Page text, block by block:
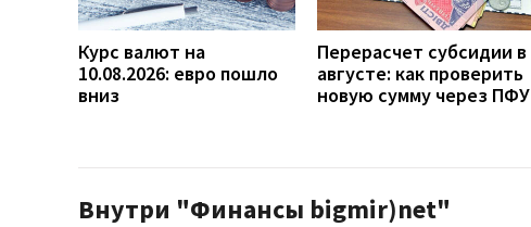
Курс валют на
10.08.2026: евро пошло
вниз
Перерасчет субсидии в
августе: как проверить
новую сумму через ПФУ
Внутри "Финансы bigmir)net"